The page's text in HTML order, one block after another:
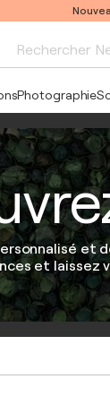
Rechercher
Photographie
et
et laissez